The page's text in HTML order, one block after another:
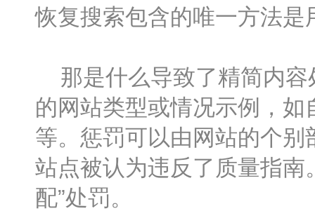
恢复搜索包含的唯一方法
那是什么导致了精简内容
的网站类型或情况示例，
等。惩罚可以由网站的个别
站点被认为违反了质量指南
配”处罚。